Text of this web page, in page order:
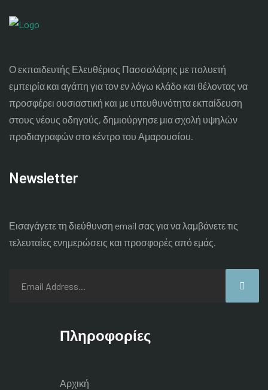
Ο εκπαιδευτής Ελευθέριος Πασσαλάρης με πολυετή
εμπειρία και αγάπη για τον εν λόγω κλάδο και θέλοντας να
προσφέρει ουσιαστική και με υπευθυνότητα εκπαίδευση
στους νέους οδηγούς, δημιούργησε μια σχολή υψηλών
προδιαγραφών στο κέντρο του Αμαρουσίου.
Newsletter
Εισαγάγετε τη διεύθυνση email σας για να λαμβάνετε τις
τελευταίες ενημερώσεις και προσφορές από εμάς.
Πληροφορίες
Αρχική